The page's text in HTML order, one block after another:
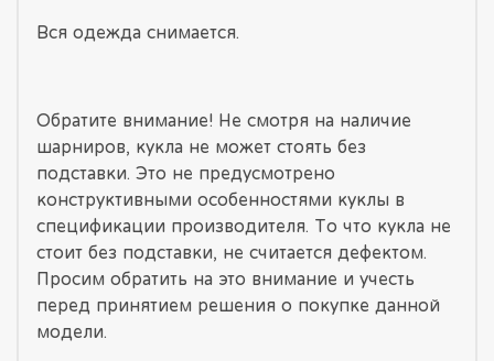
Вся одежда снимается.
Обратите внимание! Не смотря на наличие
шарниров, кукла не может стоять без
подставки. Это не предусмотрено
конструктивными особенностями куклы в
спецификации производителя. То что кукла не
стоит без подставки, не считается дефектом.
Просим обратить на это внимание и учесть
перед принятием решения о покупке данной
модели.